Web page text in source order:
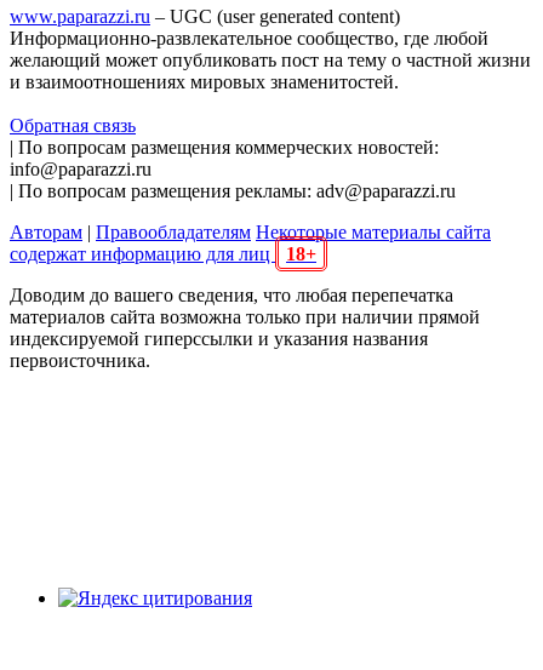
www.paparazzi.ru – UGC (user generated content)
Информационно-развлекательное сообщество, где любой
желающий может опубликовать пост на тему о частной жизни
и взаимоотношениях мировых знаменитостей.
Обратная связь
| По вопросам размещения коммерческих новостей:
info@paparazzi.ru
| По вопросам размещения рекламы: adv@paparazzi.ru
Авторам | Правообладателям Некоторые материалы сайта
содержат информацию для лиц
18+
Доводим до вашего сведения, что любая перепечатка
материалов сайта возможна только при наличии прямой
индексируемой гиперссылки и указания названия
первоисточника.